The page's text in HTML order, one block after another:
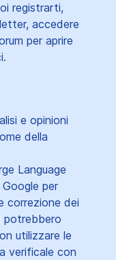
registrarti,
accedere
per aprire
e opinioni
della
Language
per
correzione dei
potrebbero
utilizzare le
verificale con